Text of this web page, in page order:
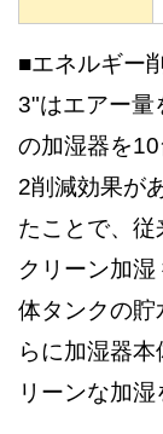
■エネルギー
3"はエアー量
の加湿器を
2削減効果が
たことで、
クリーン加
体タンクの貯
らに加湿器
リーンな加